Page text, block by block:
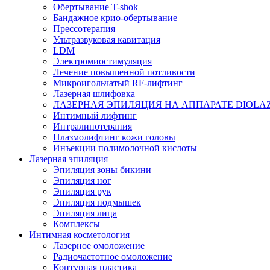
Обертывание T-shok
Бандажное крио-обертывание
Прессотерапия
Ультразвуковая кавитация
LDM
Электромиостимуляция
Лечение повышенной потливости
Микроигольчатый RF-лифтинг
Лазерная шлифовка
ЛАЗЕРНАЯ ЭПИЛЯЦИЯ НА АППАРАТЕ
Интимный лифтинг
Интралипотерапия
Плазмолифтинг кожи головы
Инъекции полимолочной кислоты
Лазерная эпиляция
Эпиляция зоны бикини
Эпиляция ног
Эпиляция рук
Эпиляция подмышек
Эпиляция лица
Комплексы
Интимная косметология
Лазерное омоложение
Радиочастотное омоложение
Контурная пластика